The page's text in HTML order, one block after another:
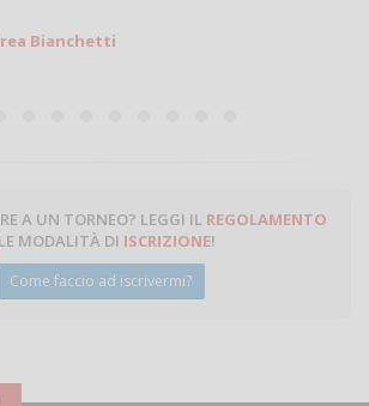
A UN TORNEO? LEGGI IL REGOLAMENTO
MODALITÀ DI ISCRIZIONE!
Come faccio ad iscrivermi?